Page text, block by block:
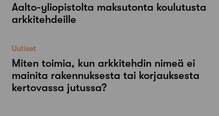
Aalto-​yliopistolta maksutonta koulutusta
arkkitehdeille
Uutiset
Miten toimia, kun arkkitehdin nimeä ei
mainita rakennuksesta tai korjauksesta
kertovassa jutussa?